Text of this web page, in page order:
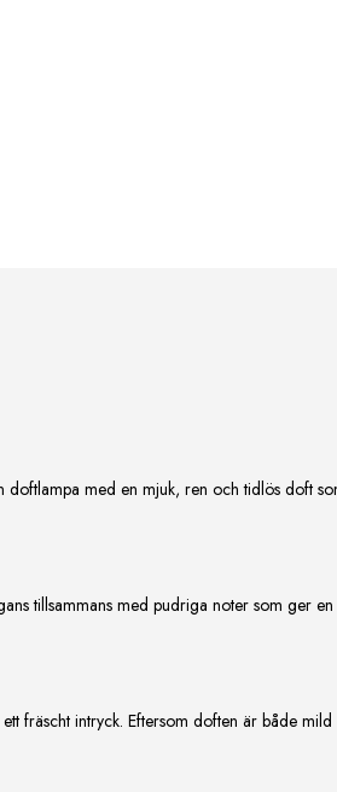
doftlampa med en mjuk, ren och tidlös doft
tillsammans med pudriga noter som ger
fräscht intryck. Eftersom doften är både